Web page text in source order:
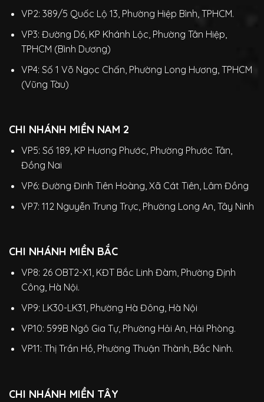
VP2: 389/5 Quốc Lộ 13, Phường Hiệp Bình, TPHCM.
VP3: Đường D6, KP Khánh Lộc, Phường Tân Hiệp,
TPHCM (Bình Dương)
VP4: Số 1 Võ Ngọc Chấn, Phường Long Hương, TPHCM
(Vũng Tàu)
CHI NHÁNH MIỀN NAM 2
VP5: Số 189, KP Hương Phước, Phường Phước Tân,
Đồng Nai
VP6: Đường Đinh Tiên Hoàng, Xã Cát Tiên, Lâm Đồng
VP7: 112 Nguyễn Trung Trực, Phường Long An, Tây Ninh
CHI NHÁNH MIỀN BẮC
VP8: 26 OBT2-X1, KĐT Bắc Linh Đàm, Phường Định
Công, Hà Nội.
VP9: LK30-LK31, Phường Hà Đông, Hà Nội
VP10: 599B Ngô Gia Tự, Phường Hải An, Hải Phòng.
VP11: Thị Trần Hồ, Phường Thuận Thành, Bắc Ninh.
CHI NHÁNH MIỀN TÂY